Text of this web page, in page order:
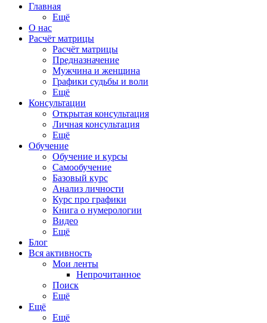
Главная
Ещё
О нас
Расчёт матрицы
Расчёт матрицы
Предназначение
Мужчина и женщина
Графики судьбы и воли
Ещё
Консультации
Открытая консультация
Личная консультация
Ещё
Обучение
Обучение и курсы
Самообучение
Базовый курс
Анализ личности
Курс про графики
Книга о нумерологии
Видео
Ещё
Блог
Вся активность
Мои ленты
Непрочитанное
Поиск
Ещё
Ещё
Ещё